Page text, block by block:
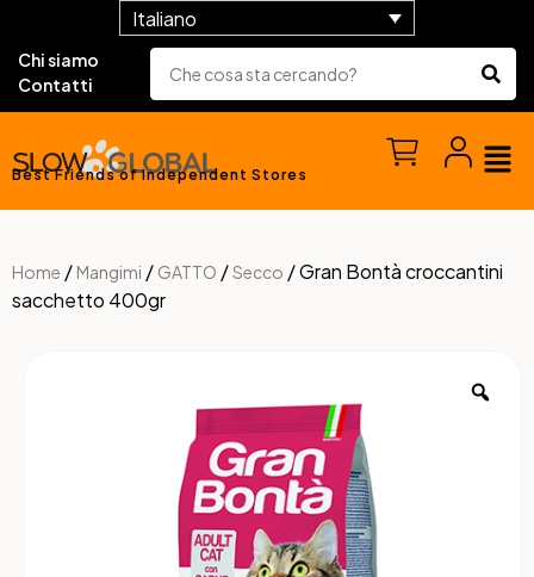
Italiano
Chi siamo
Contatti
Best Friends of Independent Stores
Home / Mangimi / GATTO /Secco / Gran Bontà croccantini
sacchetto 400gr